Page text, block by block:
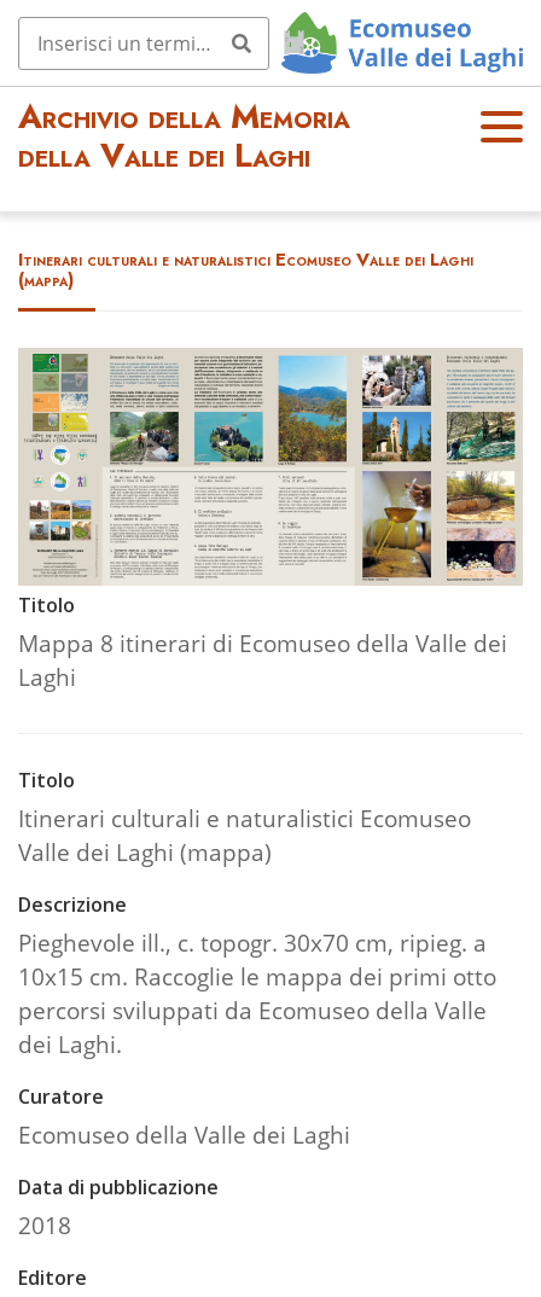
Archivio della Memoria
della Valle dei Laghi
OPE
Itinerari culturali e naturalistici Ecomuseo Valle dei Laghi
(mappa)
Titolo
Mappa 8 itinerari di Ecomuseo della Valle dei
Laghi
Titolo
Itinerari culturali e naturalistici Ecomuseo
Valle dei Laghi (mappa)
Descrizione
Pieghevole ill., c. topogr. 30x70 cm, ripieg. a
10x15 cm. Raccoglie le mappa dei primi otto
percorsi sviluppati da Ecomuseo della Valle
dei Laghi.
Curatore
Ecomuseo della Valle dei Laghi
Data di pubblicazione
2018
Editore